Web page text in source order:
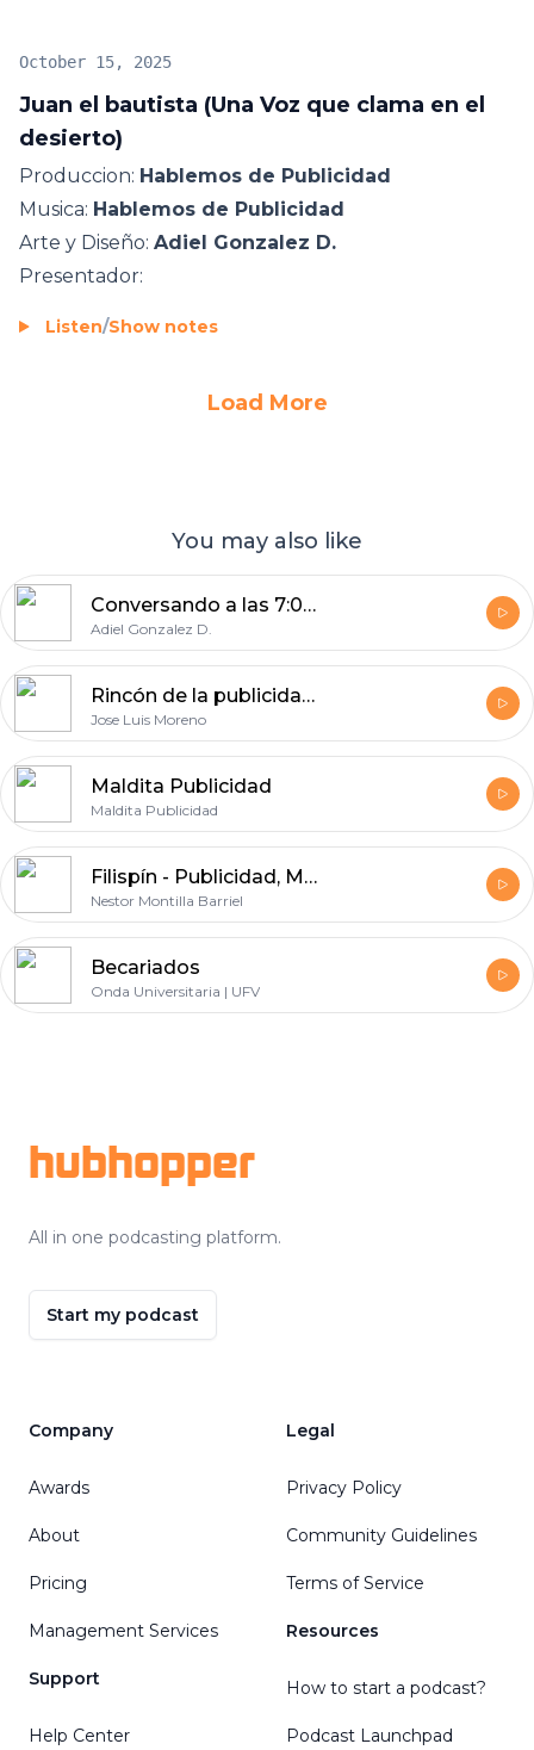
Juan el bautista (Una Voz que clama en el
desierto)
October 15, 2025
Produccion: Hablemos de Publicidad
Musica: Hablemos de Publicidad
Arte y Diseño: Adiel Gonzalez D.
Presentador:
Listen/Show notes
Load More
You may also like
Conversando a las 7:00.A.M. Podcastradio
Adiel Gonzalez D.
Rincón de la publicidad pagada: Hadestra Marketing
Jose Luis Moreno
Maldita Publicidad
Maldita Publicidad
Filispín - Publicidad, Marketing y Creatividad
Nestor Montilla Barriel
Becariados
Onda Universitaria | UFV
hubhopper
All in one podcasting platform.
Start my podcast
Company
Awards
About
Pricing
Management Services
Support
Help Center
Legal
Privacy Policy
Community Guidelines
Terms of Service
Resources
How to start a podcast?
Podcast Launchpad